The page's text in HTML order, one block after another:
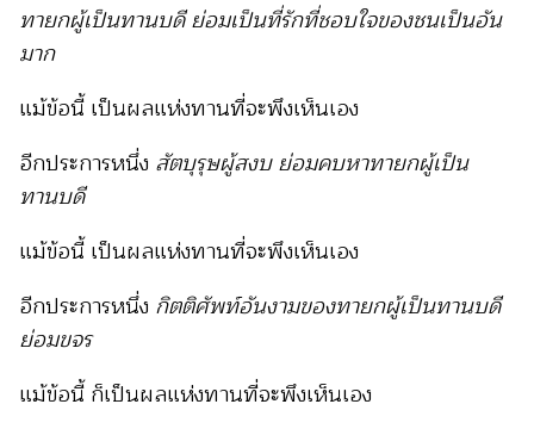
ทายกผู้เป็นทานบดี ย่อมเป็นที่รักที่ชอบใจของชนเป็นอัน
มาก
แม้ข้อนี้ เป็นผลแห่งทานที่จะพึงเห็นเอง
อีกประการหนึ่ง สัตบุรุษผู้สงบ ย่อมคบหาทายกผู้เป็น
ทานบดี
แม้ข้อนี้ เป็นผลแห่งทานที่จะพึงเห็นเอง
อีกประการหนึ่ง กิตติศัพท์อันงามของทายกผู้เป็นทานบดี
ย่อมขจร
แม้ข้อนี้ ก็เป็นผลแห่งทานที่จะพึงเห็นเอง